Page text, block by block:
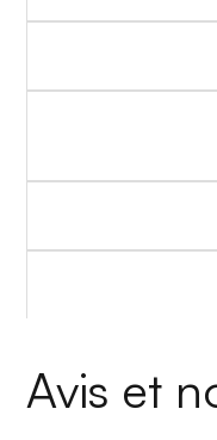
Avis et